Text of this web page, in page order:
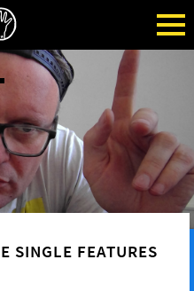
SINGLE FEATURES